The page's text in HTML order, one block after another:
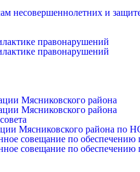
несовершеннолетних и
правонарушений
правонарушений
Мясниковского района
Мясниковского района
Мясниковского района по
совещание по обеспечению
совещание по обеспечению